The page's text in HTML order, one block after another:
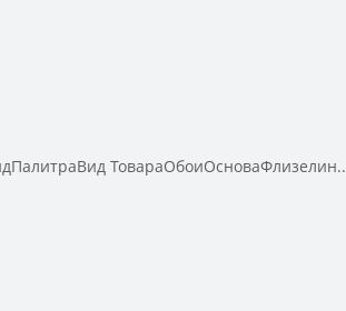
ТовараОбоиОсноваФлизелин..